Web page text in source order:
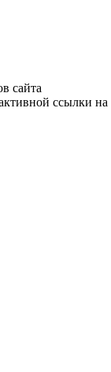
сайта
ссылки на